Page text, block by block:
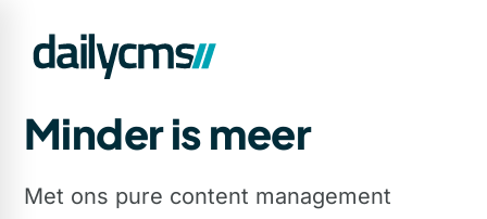
Minder is meer
Met ons pure content management